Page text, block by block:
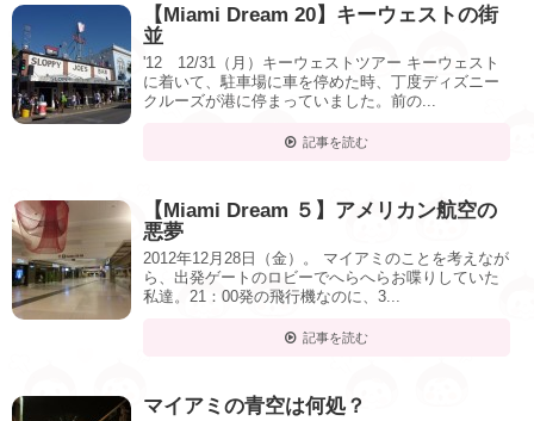
【Miami Dream 20】キーウェストの街
並
'12 12/31（月）キーウェストツアー キーウェスト
に着いて、駐車場に車を停めた時、丁度ディズニー
クルーズが港に停まっていました。前の...
記事を読む
【Miami Dream ５】アメリカン航空の
悪夢
2012年12月28日（金）。 マイアミのことを考えなが
ら、出発ゲートのロビーでへらへらお喋りしていた
私達。21：00発の飛行機なのに、3...
記事を読む
マイアミの青空は何処？